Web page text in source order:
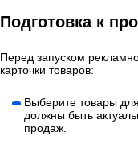
Подготовка к
Перед запуском
карточки товаров:
Выберите товары
должны быть
продаж.